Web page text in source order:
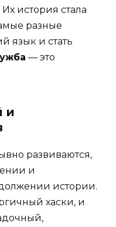
история стала
разные
язык и стать
— это
и
развиваются,
и
истории.
хаски, и